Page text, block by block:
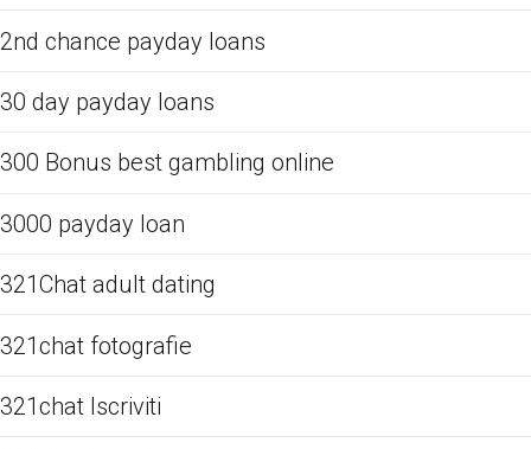
2nd chance payday loans
30 day payday loans
300 Bonus best gambling online
3000 payday loan
321Chat adult dating
321chat fotografie
321chat Iscriviti